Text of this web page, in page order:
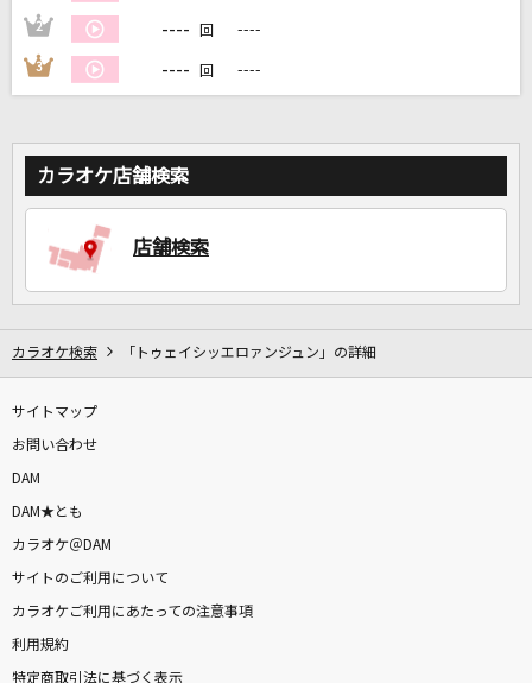
DAMに会員登録・ログインして
自宅でカラオケ歌い放題！
2 ---- 回 ----
3 ---- 回 ----
カラオケ店舗検索
店舗検索
カラオケ検索 「トゥェイシッエロァンジュン」の詳細
サイトマップ
お問い合わせ
DAM
DAM★とも
カラオケ＠DAM
サイトのご利用について
カラオケご利用にあたっての注意事項
利用規約
特定商取引法に基づく表示